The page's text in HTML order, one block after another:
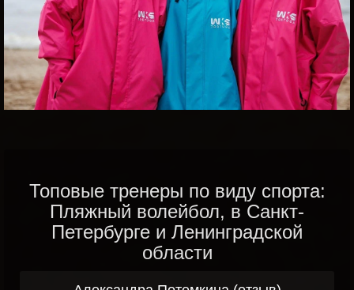
Топовые тренеры по виду спорта:
Пляжный волейбол, в Санкт-
Петербурге и Ленинградской
области